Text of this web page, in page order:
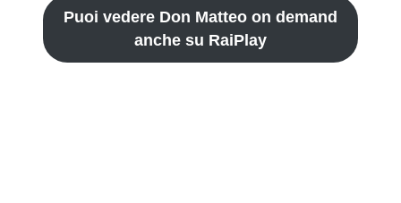
Puoi vedere Don Matteo on demand
anche su RaiPlay